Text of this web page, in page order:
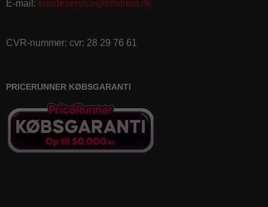
E-mail : kundeservice@totalrent.dk
CVR-nummer: cvr: 28 29 76 61
PRICERUNNER KØBSGARANTI